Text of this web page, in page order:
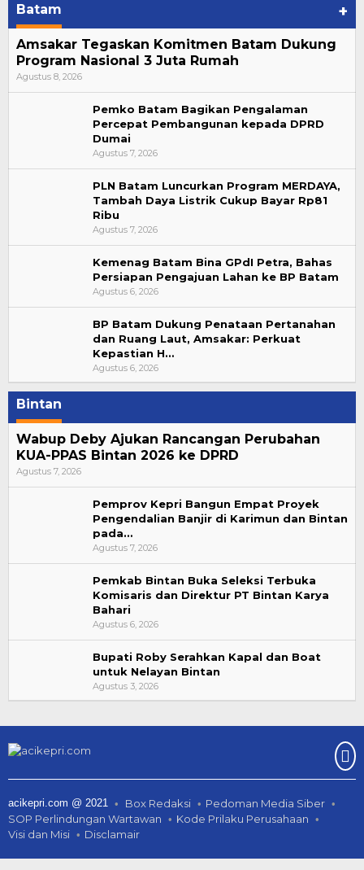
Batam +
Amsakar Tegaskan Komitmen Batam Dukung
Program Nasional 3 Juta Rumah
Agustus 8, 2026
Pemko Batam Bagikan Pengalaman
Percepat Pembangunan kepada DPRD
Dumai
Agustus 7, 2026
PLN Batam Luncurkan Program MERDAYA,
Tambah Daya Listrik Cukup Bayar Rp81
Ribu
Agustus 7, 2026
Kemenag Batam Bina GPdI Petra, Bahas
Persiapan Pengajuan Lahan ke BP Batam
Agustus 6, 2026
BP Batam Dukung Penataan Pertanahan
dan Ruang Laut, Amsakar: Perkuat
Kepastian H…
Agustus 6, 2026
Bintan
Wabup Deby Ajukan Rancangan Perubahan
KUA-PPAS Bintan 2026 ke DPRD
Agustus 7, 2026
Pemprov Kepri Bangun Empat Proyek
Pengendalian Banjir di Karimun dan Bintan
pada…
Agustus 7, 2026
Pemkab Bintan Buka Seleksi Terbuka
Komisaris dan Direktur PT Bintan Karya
Bahari
Agustus 6, 2026
Bupati Roby Serahkan Kapal dan Boat
untuk Nelayan Bintan
Agustus 3, 2026
acikepri.com @ 2021 Box Redaksi
Pedoman Media Siber
SOP Perlindungan Wartawan
Kode Prilaku Perusahaan
Visi dan Misi
Disclamair